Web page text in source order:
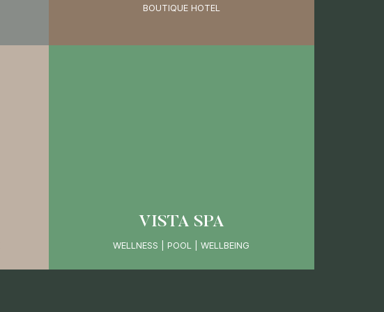
BOUTIQUE HOTEL
VISTA SPA
WELLNESS | POOL | WELLBEING